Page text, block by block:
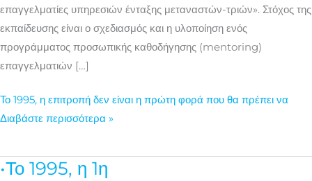
επαγγελματίες υπηρεσιών ένταξης μεταναστών-τριών». Στόχος της
εκπαίδευσης είναι ο σχεδιασμός και η υλοποίηση ενός
προγράμματος προσωπικής καθοδήγησης (mentoring)
επαγγελματιών […]
Το 1995, η επιτροπή δεν είναι η πρώτη φορά που θα πρέπει να
Διαβάστε περισσότερα »
•Το 1995, η 1η
1η